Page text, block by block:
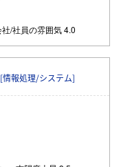
[情報処理/システム]